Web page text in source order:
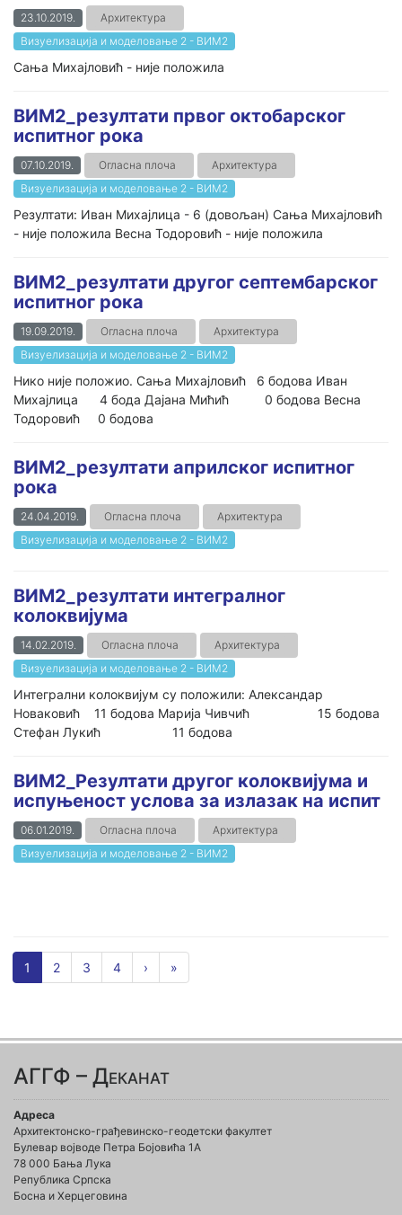
23.10.2019.
Архитектура
Визуелизација и моделовање 2 - ВИМ2
Сања Михајловић - није положила
ВИМ2_резултати првог октобарског
испитног рока
07.10.2019. Огласна плоча
Архитектура
Визуелизација и моделовање 2 - ВИМ2
Резултати: Иван Михајлица - 6 (довољан) Сања Михајловић
- није положила Весна Тодоровић - није положила
ВИМ2_резултати другог септембарског
испитног рока
19.09.2019. Огласна плоча
Архитектура
Визуелизација и моделовање 2 - ВИМ2
Нико није положио. Сања Михајловић 6 бодова Иван
Михајлица 4 бода Дајана Мићић 0 бодова Весна
Тодоровић 0 бодова
ВИМ2_резултати априлског испитног
рока
24.04.2019. Огласна плоча
Архитектура
Визуелизација и моделовање 2 - ВИМ2
ВИМ2_резултати интегралног
колоквијума
14.02.2019. Огласна плоча
Архитектура
Визуелизација и моделовање 2 - ВИМ2
Интегрални колоквијум су положили: Александар
Новаковић 11 бодова Марија Чивчић 15 бодова
Стефан Лукић 11 бодова
ВИМ2_Резултати другог колоквијума и
испуњеност услова за излазак на испит
06.01.2019. Огласна плоча
Архитектура
Визуелизација и моделовање 2 - ВИМ2
1 2 3 4 › »
АГГФ – Деканат
Адреса
Архитектонско-грађевинско-геодетски факултет
Булевар војводе Петра Бојовића 1A
78 000 Бања Лука
Република Српска
Босна и Херцеговина